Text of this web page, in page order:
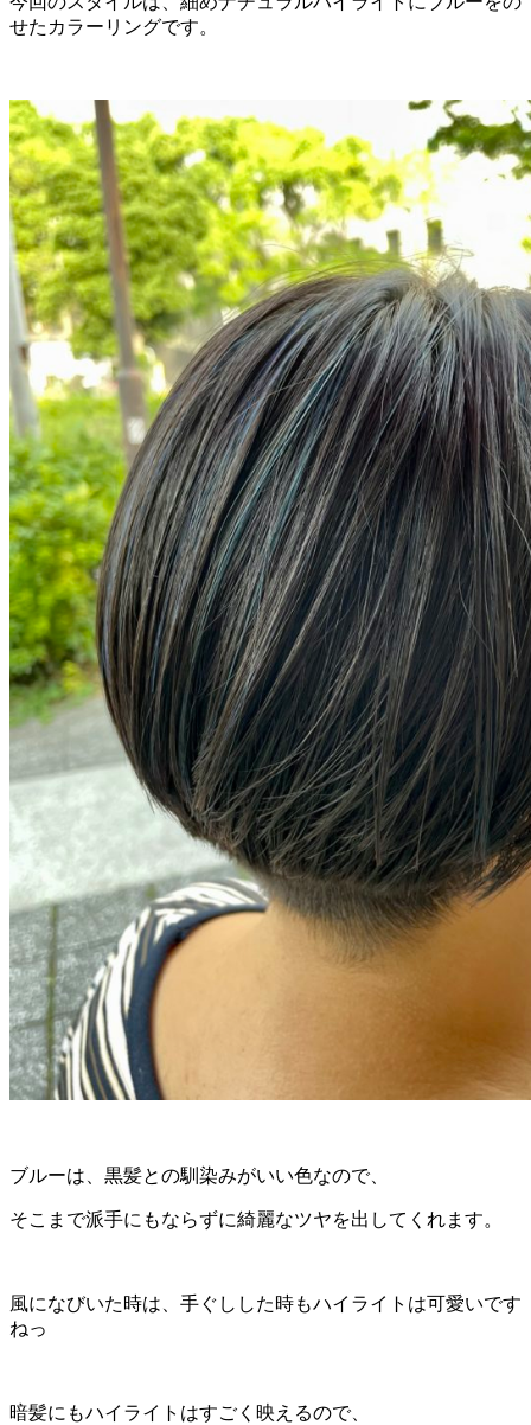
せたカラーリングです。
ブルーは、黒髪との馴染みがいい色なので、
そこまで派手にもならずに綺麗なツヤを出してくれます。
風になびいた時は、手ぐしした時もハイライトは可愛いです
ねっ
暗髪にもハイライトはすごく映えるので、